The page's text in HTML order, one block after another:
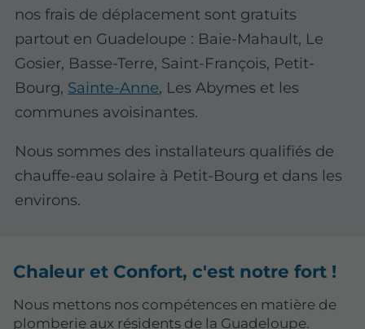
nos frais de déplacement sont gratuits
partout en Guadeloupe : Baie-Mahault, Le
Gosier, Basse-Terre, Saint-François, Petit-
Bourg, Sainte-Anne, Les Abymes et les
communes avoisinantes.
Nous sommes des installateurs qualifiés de
chauffe-eau solaire à Petit-Bourg et dans les
environs.
Chaleur et Confort, c'est notre fort !
Nous mettons nos compétences en matière de
plomberie aux résidents de la Guadeloupe.